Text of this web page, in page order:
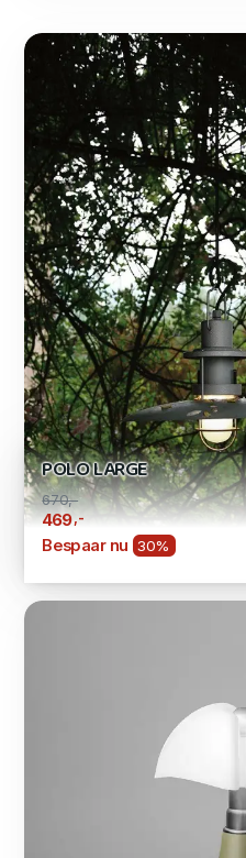
POLO LARGE
670,-
469,-
Bespaar nu 30%